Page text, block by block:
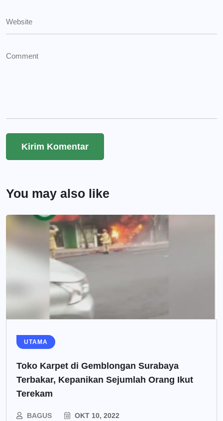
You may also like
UTAMA
Toko Karpet di Gemblongan Surabaya
Terbakar, Kepanikan Sejumlah Orang Ikut
Terekam
BAGUS OKT 10, 2022